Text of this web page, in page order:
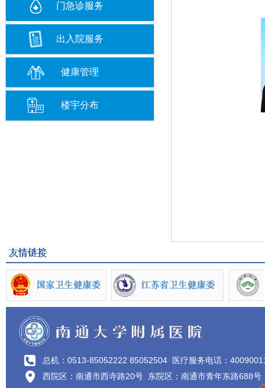
门急诊服务
出入院服务
健康管理
楼宇分布
总机：0513-85052222 85052504 医疗服务电话：
西院区：南通市西寺路20号 东院区：南通市青年东路688号